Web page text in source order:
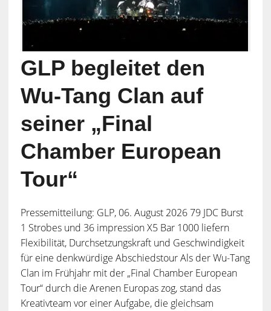
GLP begleitet den
Wu-Tang Clan auf
seiner „Final
Chamber European
Tour“
Pressemitteilung: GLP, 06. August 2026 79 JDC Burst
1 Strobes und 36 impression X5 Bar 1000 liefern
Flexibilität, Durchsetzungskraft und Geschwindigkeit
für eine denkwürdige Abschiedstour Als der Wu-Tang
Clan im Frühjahr mit der „Final Chamber European
Tour“ durch die Arenen Europas zog, stand das
Kreativteam vor einer Aufgabe, die gleichsam